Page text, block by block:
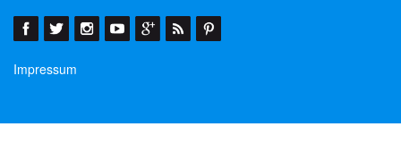
Impressum